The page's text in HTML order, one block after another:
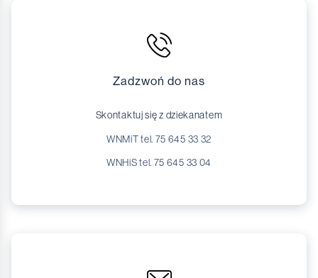
Zadzwoń do nas
Skontaktuj się z dziekanatem
WNMiT tel. 75 645 33 32
WNHiS tel. 75 645 33 04